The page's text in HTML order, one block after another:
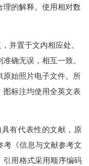
理的解释。使用相对数
并置于文内相应处。
确无误，相互一致。
原始照片电子文件。所
标注均使用全英文表
有代表性的文献，原
考《信息与文献参考文
引用格式采用顺序编码